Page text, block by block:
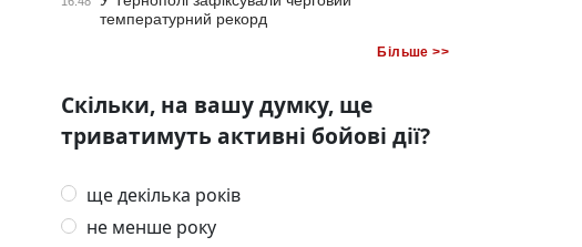
температурний рекорд
Більше >>
Скільки, на вашу думку, ще
триватимуть активні бойові дії?
ще декілька років
не менше року